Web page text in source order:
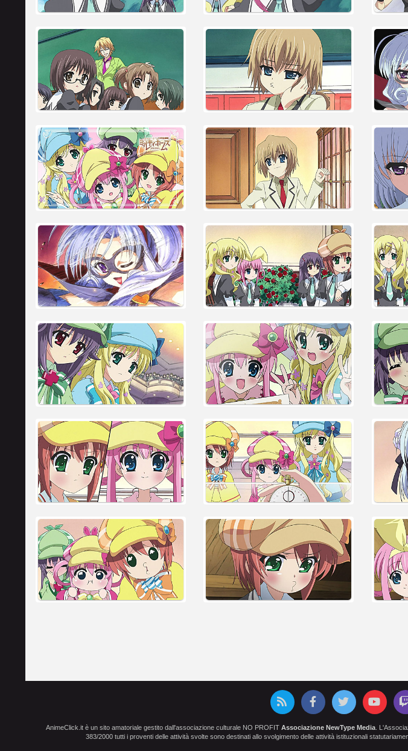
AnimeClick.it è un sito amatoriale gestito dall'associazione culturale NO PROFIT Associazione NewType Media.
383/2000 tutti i proventi delle attività svolte sono destinati allo svolgimento delle attività istituzionali